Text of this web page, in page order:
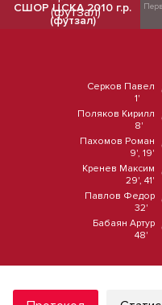
СШОР ЦСКА 2010 г.р.
(футзал)
Серков Павел
1'
Поляков Кирилл
8'
Пахомов Роман
9', 19'
Кренев Максим
29', 41'
Павлов Федор
32'
Бабаян Артур
48'